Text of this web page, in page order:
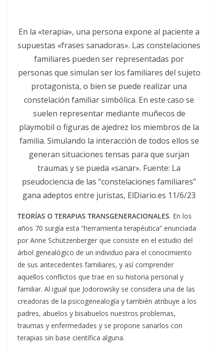
En la «terapia», una persona expone al paciente a
supuestas «frases sanadoras». Las constelaciones
familiares pueden ser representadas por
personas que simulan ser los familiares del sujeto
protagonista, o bien se puede realizar una
constelación familiar simbólica. En este caso se
suelen representar mediante muñecos de
playmobil o figuras de ajedrez los miembros de la
familia. Simulando la interacción de todos ellos se
generan situaciones tensas para que surjan
traumas y se pueda «sanar». Fuente: La
pseudociencia de las “constelaciones familiares”
gana adeptos entre juristas, ElDiario.es 11/6/23
TEORÍAS O TERAPIAS TRANSGENERACIONALES. En los
años 70 surgía esta “herramienta terapéutica” enunciada
por Anne Schützenberger que consiste en el estudio del
árbol genealógico de un individuo para el conocimiento
de sus antecedentes familiares, y así comprender
aquellos conflictos que trae en su historia personal y
familiar. Al igual que Jodorowsky se considera una de las
creadoras de la psicogenealogía y también atribuye a los
padres, abuelos y bisabuelos nuestros problemas,
traumas y enfermedades y se propone sanarlos con
terapias sin base científica alguna.